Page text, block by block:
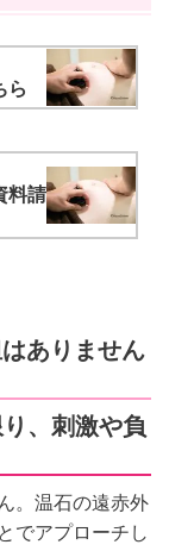
ら
料請
ありません
、刺激や負
。温石の遠赤外
でアプローチし